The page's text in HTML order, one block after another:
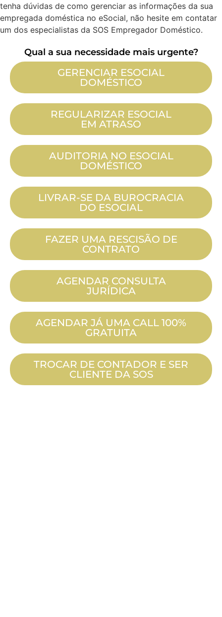
tenha dúvidas de como gerenciar as informações da sua
empregada doméstica no eSocial, não hesite em contatar
um dos especialistas da SOS Empregador Doméstico.
Qual a sua necessidade mais urgente?
GERENCIAR ESOCIAL
DOMÉSTICO
REGULARIZAR ESOCIAL
EM ATRASO
AUDITORIA NO ESOCIAL
DOMÉSTICO
LIVRAR-SE DA BUROCRACIA
DO ESOCIAL
FAZER UMA RESCISÃO DE
CONTRATO
AGENDAR CONSULTA
JURÍDICA
AGENDAR JÁ UMA CALL 100%
GRATUITA
TROCAR DE CONTADOR E SER
CLIENTE DA SOS